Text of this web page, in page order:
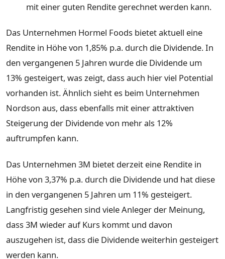
mit einer guten Rendite gerechnet werden kann.
Das Unternehmen Hormel Foods bietet aktuell eine
Rendite in Höhe von 1,85% p.a. durch die Dividende. In
den vergangenen 5 Jahren wurde die Dividende um
13% gesteigert, was zeigt, dass auch hier viel Potential
vorhanden ist. Ähnlich sieht es beim Unternehmen
Nordson aus, dass ebenfalls mit einer attraktiven
Steigerung der Dividende von mehr als 12%
auftrumpfen kann.
Das Unternehmen 3M bietet derzeit eine Rendite in
Höhe von 3,37% p.a. durch die Dividende und hat diese
in den vergangenen 5 Jahren um 11% gesteigert.
Langfristig gesehen sind viele Anleger der Meinung,
dass 3M wieder auf Kurs kommt und davon
auszugehen ist, dass die Dividende weiterhin gesteigert
werden kann.